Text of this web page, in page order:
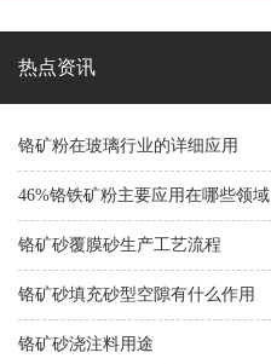
热点资讯
铬矿粉在玻璃行业的详细应用
46%铬铁矿粉主要应用在哪些领域
铬矿砂覆膜砂生产工艺流程
铬矿砂填充砂型空隙有什么作用
铬矿砂浇注料用途